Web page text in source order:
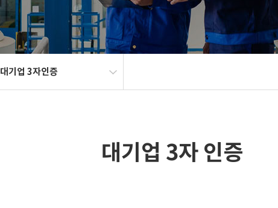
대기업 3자인증
대기업 3자 인증